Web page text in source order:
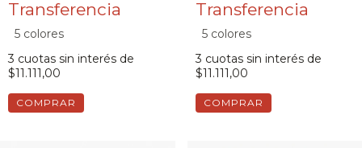
5 colores
3 cuotas sin interés de
$11.111,00
COMPRAR
5 colores
3 cuotas sin interés de
$11.111,00
COMPRAR